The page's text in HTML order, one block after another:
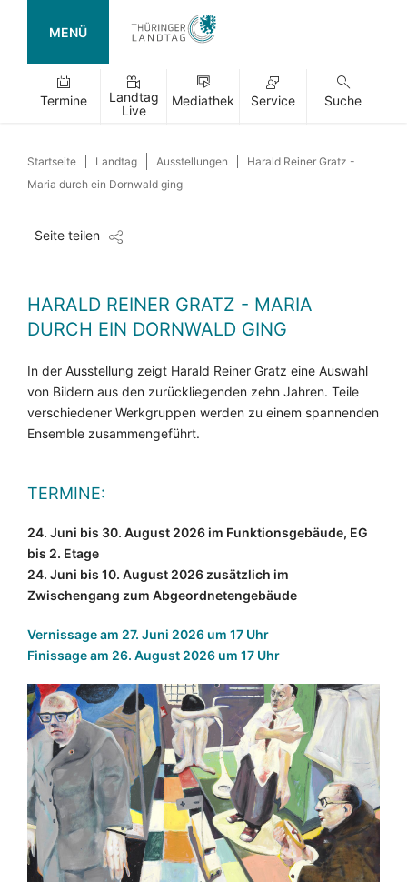
MENÜ
Termine
Landtag
Live
Mediathek Service Suche
Startseite Landtag Ausstellungen
Harald Reiner Gratz -
Maria durch ein Dornwald ging
Seite teilen
HARALD REINER GRATZ - MARIA
DURCH EIN DORNWALD GING
In der Ausstellung zeigt Harald Reiner Gratz eine Auswahl
von Bildern aus den zurückliegenden zehn Jahren. Teile
verschiedener Werkgruppen werden zu einem spannenden
Ensemble zusammengeführt.
TERMINE:
24. Juni bis 30. August 2026 im Funktionsgebäude, EG
bis 2. Etage
24. Juni bis 10. August 2026 zusätzlich im
Zwischengang zum Abgeordnetengebäude
Vernissage am 27. Juni 2026 um 17 Uhr
Finissage am 26. August 2026 um 17 Uhr